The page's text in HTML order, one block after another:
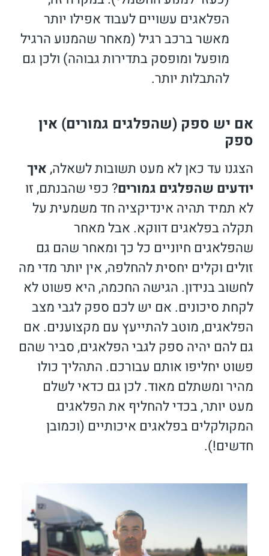
הפלאגים עשויים לעבוד אפילו יותר
מאשר ברכב רגיל (מאחר שהמנוע הרגיל
מופעל ומופסק בתדירות גבוהה) ולכן גם
להתבלות יותר.
אם יש ספק (שהפלגים גמורים) אין
ספק
הצגנו עד כאן לא מעט תשובות לשאלה,איך
יודעים שהפלגים גמורים? כפי שהבנתם, זו
לא תמיד תהיה אינדיקציה חד משמעית על
תקלה בפלאגים דווקא. אבל מאחר
שהפלאגים חיוניים כל כך ומאחר שהם גם
זולים וקלים יחסית להחלפה, אין יותר מדי מה
לחשוב בנידון. הגישה החכמה, היא פשוט לא
לקחת סיכונים. אם יש לכם ספק לגבי מצב
הפלאגים, מוטב להתייעץ עם מקצוענים. אם
גם להם יהיה ספק לגבי הפלאגים, סביר שהם
פשוט יחליפו אותם עבורכם. התהליך כולו
מהיר ומשתלם מאוד. לכן גם כדאי לשלם
מעט יותר, בכדי להחליף את הפלאגים
המקולקלים בפלאגים איכותיים (וכמובן
חדשים!).